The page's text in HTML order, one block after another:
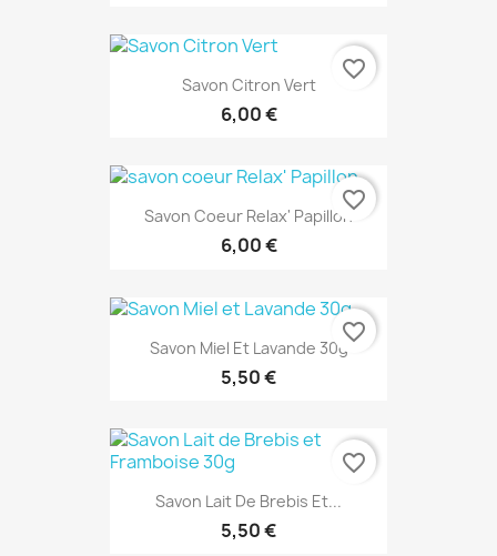
Savon Citron Vert
6,00 €
favorite_border
Savon Coeur Relax' Papillon
6,00 €
favorite_border
Savon Miel Et Lavande 30g
5,50 €
favorite_border
Savon Lait De Brebis Et...
5,50 €
favorite_border